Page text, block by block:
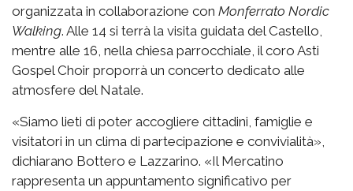
organizzata in collaborazione con Monferrato Nordic
Walking. Alle 14 si terrà la visita guidata del Castello,
mentre alle 16, nella chiesa parrocchiale, il coro Asti
Gospel Choir proporrà un concerto dedicato alle
atmosfere del Natale.
«Siamo lieti di poter accogliere cittadini, famiglie e
visitatori in un clima di partecipazione e convivialità»,
dichiarano Bottero e Lazzarino. «Il Mercatino
rappresenta un appuntamento significativo per